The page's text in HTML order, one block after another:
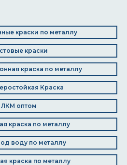
краски по металлу
краски
краска по металлу
Краска
ЛКМ оптом
краска по металлу
воду по металлу
краска по металлу